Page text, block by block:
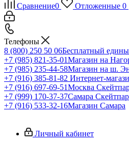
Сравнение0 Отложенные 0
Телефоны
8 (800) 250 50 06Бесплатный
+7 (985) 821-35-01Магазин на
+7 (985) 235-44-58Магазин на ш.
+7 (916) 385-81-82 Интернет-
+7 (916) 697-69-51Москва
+7 (999) 170-37-37Самара
+7 (916) 533-32-16Магазин Самара
Личный кабинет